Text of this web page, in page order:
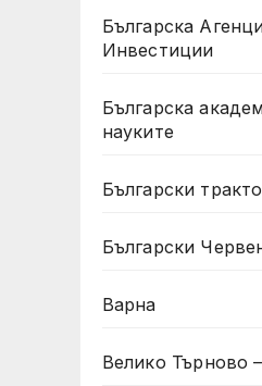
Българска
Инвестиции
Българска
науките
Български
Български
Варна
Велико Търново